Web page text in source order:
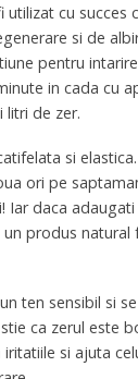
utilizat cu succes
si de
pentru
in cada cu
litri de zer.
si
ori pe
Iar daca
produs natural
ten sensibil si
ca zerul este
si ajuta